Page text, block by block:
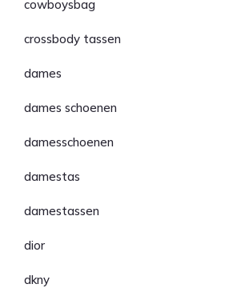
cowboysbag
crossbody tassen
dames
dames schoenen
damesschoenen
damestas
damestassen
dior
dkny